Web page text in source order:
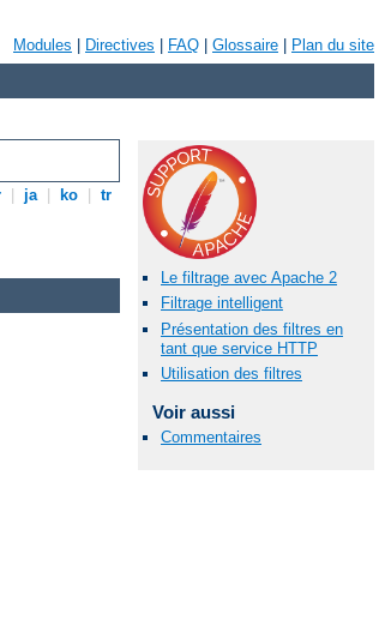
Modules Directives FAQ Glossaire Plan du site
ja ko tr
Le filtrage avec Apache 2
Filtrage intelligent
Présentation des filtres en
tant que service HTTP
Utilisation des filtres
Voir aussi
Commentaires